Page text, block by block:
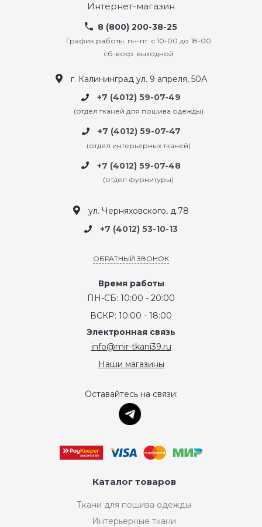
Интернет-магазин
8 (800) 200-38-25
График работы: пн-пт: с 10-00 до 18-00
сб-вскр: выходной
г. Калининград ул. 9 апреля, 50А
+7 (4012) 59-07-49
(отдел тканей для пошива одежды)
+7 (4012) 59-07-47
(отдел интерьерных тканей)
+7 (4012) 59-07-48
(отдел фурнитуры)
ул. Черняховского, д.78
+7 (4012) 53-10-13
ОБРАТНЫЙ ЗВОНОК
Время работы
ПН-СБ: 10:00 - 20:00
ВСКР: 10:00 - 18:00
Электронная связь
info@mir-tkani39.ru
Наши магазины
Оставайтесь на связи:
Каталог товаров
Ткани для пошива одежды
Интерьерные ткани